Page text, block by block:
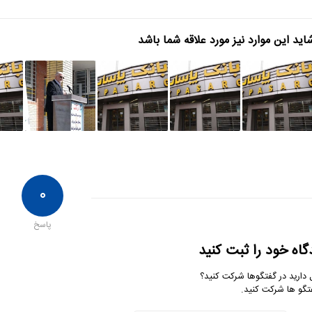
این موارد نیز مورد علاقه شما باشد
۰
پاسخ
خود را ثبت کنید
دارید در گفتگوها شرکت کنید؟
ها شرکت کنید.